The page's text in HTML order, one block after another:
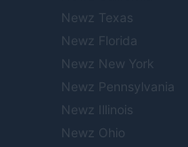
Newz Texas
Newz Florida
Newz New York
Newz Pennsylvania
Newz Illinois
Newz Ohio